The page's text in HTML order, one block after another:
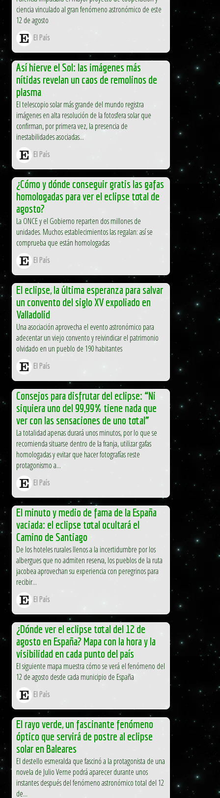
ciencia vinculado al gran fenómeno astronómico de este
12 de agosto
El País
Así hierve el Sol: las imágenes más
nítidas revelan un caos de remolinos de
plasma
El telescopio solar más grande del mundo registra
imágenes en alta resolución de la fotosfera solar que
confirman, por primera vez, la presencia de
inestabilidades asociadas...
El País
¿Cómo y dónde conseguir gratis las gafas
homologadas para ver el eclipse total de
agosto?
La ONCE y el Gobierno reparten dos millones de
unidades. Muchos establecimientos las regalan: así se
comprueba que están homologadas
El País
El eclipse, la última esperanza para salvar
un convento del siglo XV expoliado en
Valladolid
Una asociación aprovecha el evento astronómico para
adecentar un viejo convento y reivindicar el patrimonio
olvidado en un pueblo de 190 habitantes
El País
Consejos para disfrutar del eclipse: “Ni
siquiera uno del 99,99% tiene nada que
ver con las sensaciones de uno total”
La totalidad apenas durará unos minutos, por lo que se
recomienda situarse dentro de la franja, utilizar gafas
homologadas y evitar que hacer fotografías reste
protagonismo a...
El País
El minuto y medio de fama de la España
vaciada: el eclipse total ocultará el
Camino de Santiago
De los hoteles rurales llenos a la incertidumbre por los
albergues que no admiten reserva, los pueblos de la ruta
jacobea aprovechan su experiencia con peregrinos para
recibir...
El País
¿Dónde ver el eclipse total del 12 de
agosto en España? Mapa con la hora y la
visibilidad en cada punto del país
El siguiente mapa muestra cómo se verá el fenómeno del
12 de agosto desde cada municipio de España
El País
El rayo verde, un fascinante fenómeno
óptico que servirá de postre al eclipse
solar en Baleares
El destello esmeralda que fascinó a la protagonista de una
novela de Julio Verne podrá aparecer durante unos
instantes después del fenómeno astronómico total del 12
de...